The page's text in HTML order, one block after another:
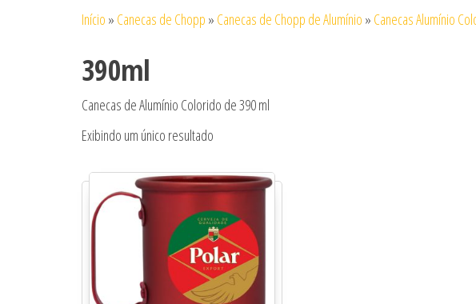
Início » Canecas de Chopp » Canecas de Chopp de Alumínio » Canecas Alumínio
390ml
Canecas de Alumínio Colorido de 390 ml
Exibindo um único resultado